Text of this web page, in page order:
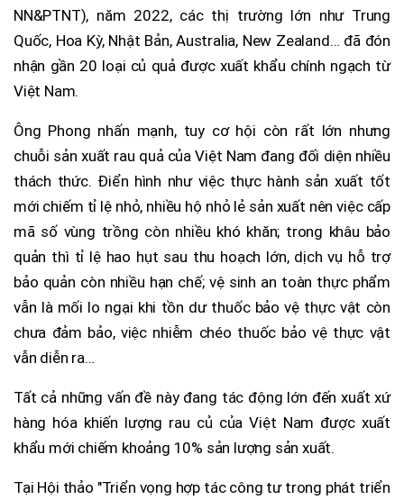
NN&PTNT), năm 2022, các thị trường lớn như Trung
Quốc, Hoa Kỳ, Nhật Bản, Australia, New Zealand… đã đón
nhận gần 20 loại củ quả được xuất khẩu chính ngạch từ
Việt Nam.
Ông Phong nhấn mạnh, tuy cơ hội còn rất lớn nhưng
chuỗi sản xuất rau quả của Việt Nam đang đối diện nhiều
thách thức. Điển hình như việc thực hành sản xuất tốt
mới chiếm tỉ lệ nhỏ, nhiều hộ nhỏ lẻ sản xuất nên việc cấp
mã số vùng trồng còn nhiều khó khăn; trong khâu bảo
quản thì tỉ lệ hao hụt sau thu hoạch lớn, dịch vụ hỗ trợ
bảo quản còn nhiều hạn chế; vệ sinh an toàn thực phẩm
vẫn là mối lo ngại khi tồn dư thuốc bảo vệ thực vật còn
chưa đảm bảo, việc nhiễm chéo thuốc bảo vệ thực vật
vẫn diễn ra…
Tất cả những vấn đề này đang tác động lớn đến xuất xứ
hàng hóa khiến lượng rau củ của Việt Nam được xuất
khẩu mới chiếm khoảng 10% sản lượng sản xuất.
Tại Hội thảo "Triển vọng hợp tác công tư trong phát triển